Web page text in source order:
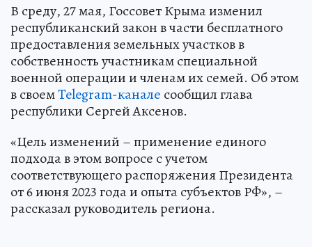
В среду, 27 мая, Госсовет Крыма изменил
республиканский закон в части бесплатного
предоставления земельных участков в
собственность участникам специальной
военной операции и членам их семей. Об этом
в своемTelegram-канале сообщил глава
республики Сергей Аксенов.
«Цель изменений – применение единого
подхода в этом вопросе с учетом
соответствующего распоряжения Президента
от 6 июня 2023 года и опыта субъектов РФ», –
рассказал руководитель региона.